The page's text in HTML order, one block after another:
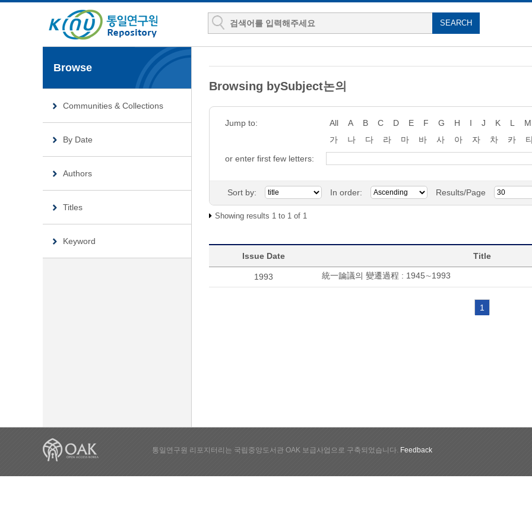
Browse
Communities & Collections
By Date
Authors
Titles
Keyword
Browsing bySubject논의
Jump to: All A B C D E F G H I J K L M
가
나 다 라 마 바 사 아 자 차 카
or enter first few letters:
Sort by: In order: Results/Page
Showing results 1 to 1 of 1
Issue Date Title
1993 統一論議의 變遷過程 : 1945∼1993
1
통일연구원 리포지터리는 국립중앙도서관 OAK 보급사업으로 구축되었습니다. Feedback